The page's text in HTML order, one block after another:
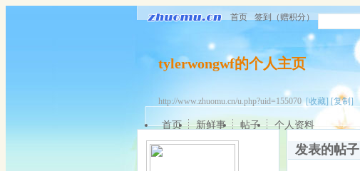
首页 签到（赠积分）
tylerwongwf的个人主页
http://www.zhuomu.cn/u.php?uid=155070[收藏] [复制]
首页 新鲜事 帖子 个人资料
发表的帖子